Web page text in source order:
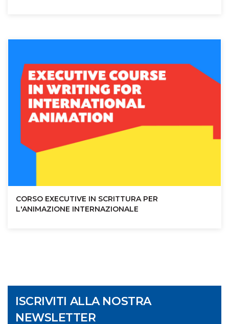
CORSO EXECUTIVE IN SCRITTURA PER
L'ANIMAZIONE INTERNAZIONALE
ISCRIVITI ALLA NOSTRA
NEWSLETTER